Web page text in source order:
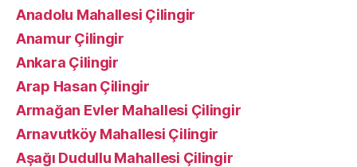
Anadolu Mahallesi Çilingir
Anamur Çilingir
Ankara Çilingir
Arap Hasan Çilingir
Armağan Evler Mahallesi Çilingir
Arnavutköy Mahallesi Çilingir
Aşağı Dudullu Mahallesi Çilingir